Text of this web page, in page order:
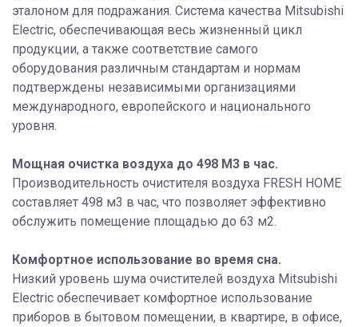
эталоном для подражания. Система качества Mitsubishi
Electric, обеспечивающая весь жизненный цикл
продукции, а также соответствие самого
оборудования различным стандартам и нормам
подтверждены независимыми организациями
международного, европейского и национального
уровня.
Мощная очистка воздуха до 498 М3 в час.
Производительность очистителя воздуха FRESH HOME
составляет 498 м3 в час, что позволяет эффективно
обслужить помещение площадью до 63 м2.
Комфортное использование во время сна.
Низкий уровень шума очистителей воздуха Mitsubishi
Electric обеспечивает комфортное использование
приборов в бытовом помещении, в квартире, в офисе,